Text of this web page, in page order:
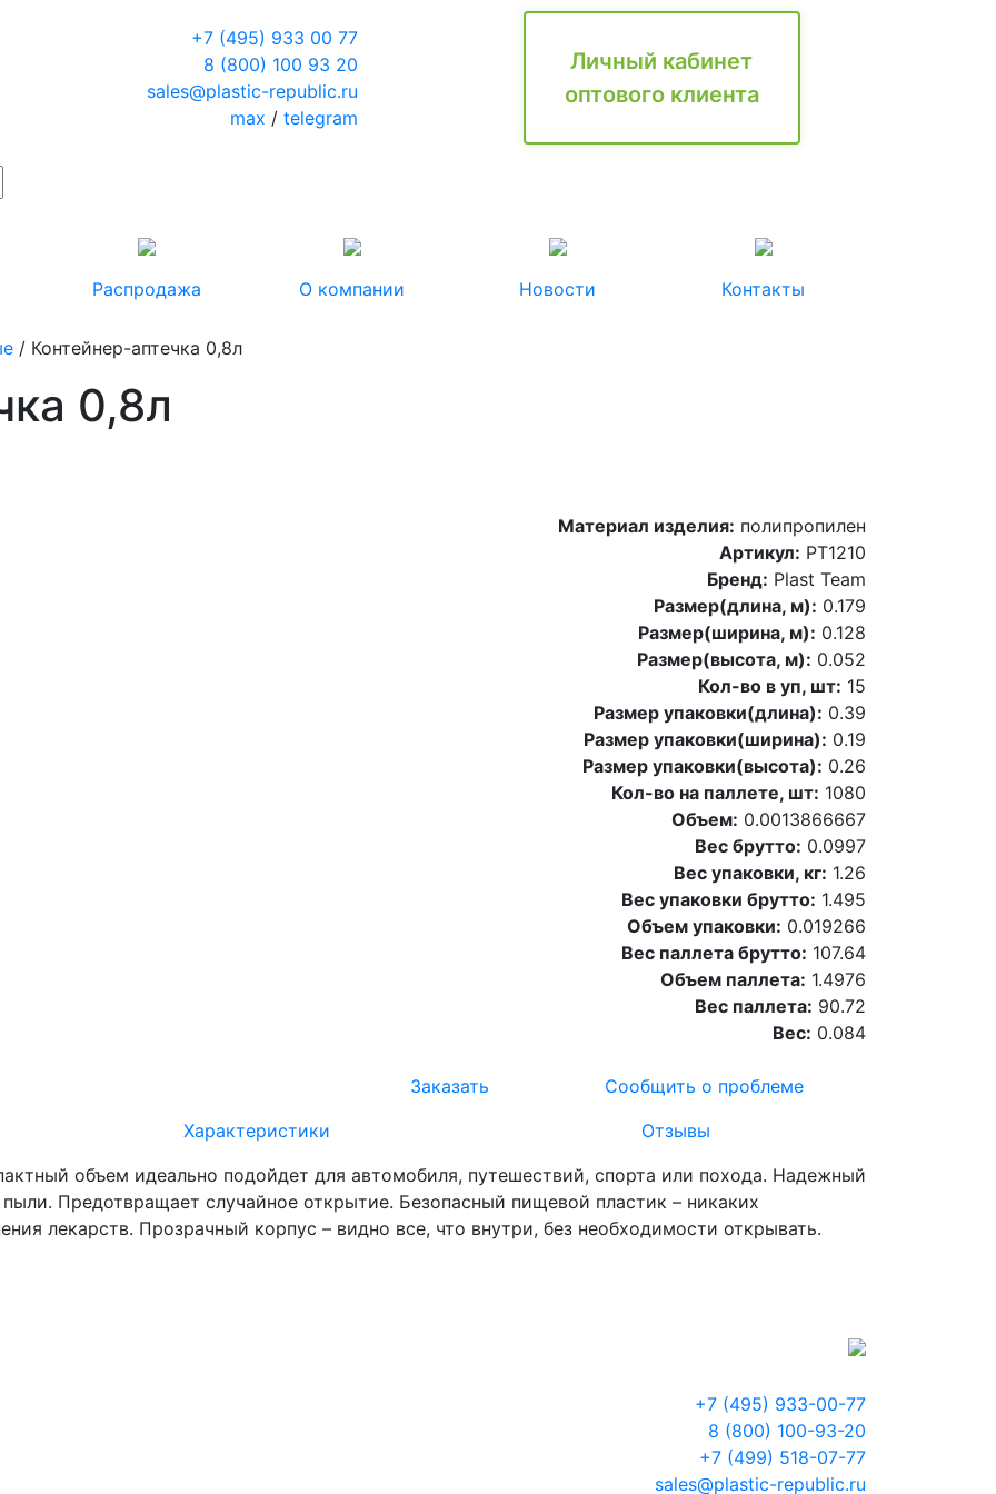
+7 (495) 933 00 77
8 (800) 100 93 20
sales@plastic-republic.ru
max / telegram
Личный кабинет
оптового клиента
Распродажа О компании Новости Контакты
/ Контейнер-аптечка 0,8л
0,8л
Материал изделия: полипропилен
Артикул: PT1210
Бренд: Plast Team
Размер(длина, м): 0.179
Размер(ширина, м): 0.128
Размер(высота, м): 0.052
Кол-во в уп, шт: 15
Размер упаковки(длина): 0.39
Размер упаковки(ширина): 0.19
Размер упаковки(высота): 0.26
Кол-во на паллете, шт: 1080
Объем: 0.0013866667
Вес брутто: 0.0997
Вес упаковки, кг: 1.26
Вес упаковки брутто: 1.495
Объем упаковки: 0.019266
Вес паллета брутто: 107.64
Объем паллета: 1.4976
Вес паллета: 90.72
Вес: 0.084
Заказать
Сообщить о проблеме
Характеристики
Отзывы
объем идеально подойдет для автомобиля, путешествий, спорта или похода. Надежный
Предотвращает случайное открытие. Безопасный пищевой пластик – никаких
лекарств. Прозрачный корпус – видно все, что внутри, без необходимости открывать.
+7 (495) 933-00-77
8 (800) 100-93-20
+7 (499) 518-07-77
sales@plastic-republic.ru